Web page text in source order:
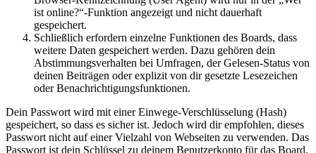
ist online?“-Funktion angezeigt und nicht dauerhaft
gespeichert.
Schließlich erfordern einzelne Funktionen des Boards, dass
weitere Daten gespeichert werden. Dazu gehören dein
Abstimmungsverhalten bei Umfragen, der Gelesen-Status von
deinen Beiträgen oder explizit von dir gesetzte Lesezeichen
oder Benachrichtigungsfunktionen.
Dein Passwort wird mit einer Einwege-Verschlüsselung (Hash)
gespeichert, so dass es sicher ist. Jedoch wird dir empfohlen, dieses
Passwort nicht auf einer Vielzahl von Webseiten zu verwenden. Das
Passwort ist dein Schlüssel zu deinem Benutzerkonto für das Board,